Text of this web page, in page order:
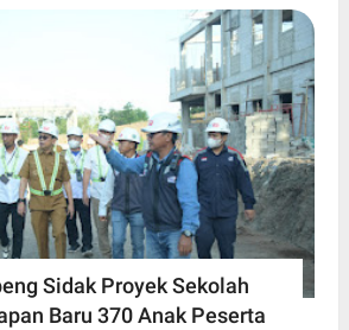
Sidak Proyek Sekolah
Baru 370 Anak Peserta